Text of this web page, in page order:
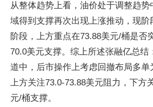
从整体趋势上看，油价处于调整趋势
域得到支撑再次出现上涨推动，现阶
阶段，上方重点在73.88美元/桶是否
70.0美元支撑。综上所述张融亿总结
道中，后市操作上考虑回撤布局多单
上方关注73.0-73.88美元阻力，下方
元/桶支撑。